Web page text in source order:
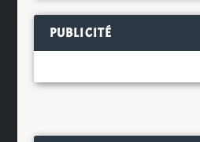
PUBLICITÉ